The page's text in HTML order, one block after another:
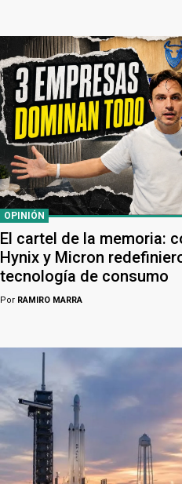
OPINIÓN
El cartel de la memoria:
Hynix y Micron
tecnología de consumo
Por RAMIRO MARRA